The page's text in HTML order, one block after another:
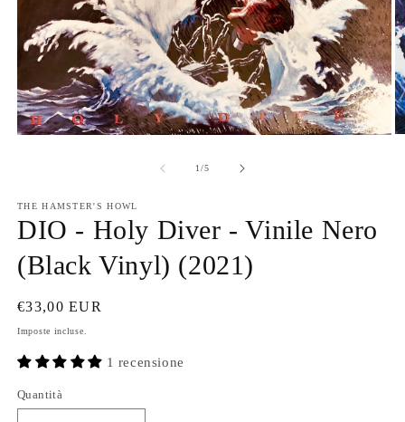
finestra
modale
1/su
5
THE HAMSTER'S HOWL
DIO - Holy Diver - Vinile Nero
(Black Vinyl) (2021)
Prezzo
di
€33,00 EUR
Imposte incluse.
1 recensione
Quantità